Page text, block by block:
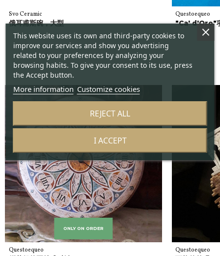
Svo Ceramic
俄耳甫斯碗，大型
Questoequeo
"Ca' d'Oro"
ONLY ON ORDER
Questoequeo
Questoequeo
This website uses its own and third-party cookies to
improve our services and show you advertising
related to your preferences by analyzing your
browsing habits. To give your consent to its use, press
the Accept button.
More information Customize cookies
REJECT ALL
I ACCEPT